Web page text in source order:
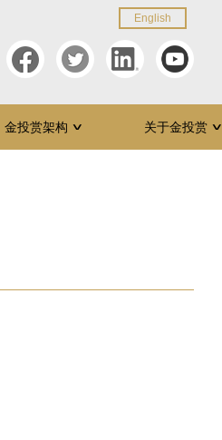
English
金投赏架构 ∨ 关于金投赏 ∨